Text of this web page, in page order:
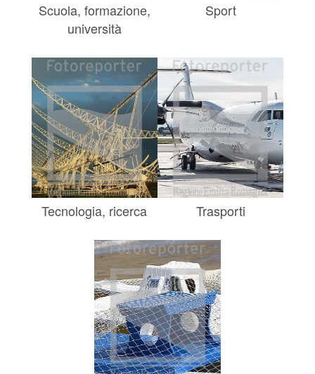
Scuola, formazione,
università
Sport
Tecnologia, ricerca Trasporti